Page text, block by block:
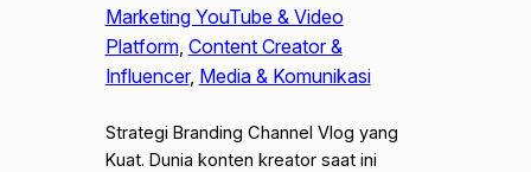
Marketing YouTube & Video
Platform, Content Creator &
Influencer, Media & Komunikasi
Strategi Branding Channel Vlog yang
Kuat. Dunia konten kreator saat ini